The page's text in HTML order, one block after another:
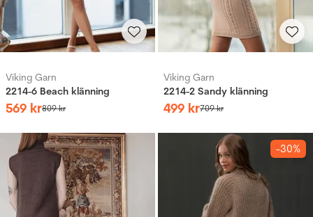
Viking Garn
2214-6 Beach klänning
569 kr809kr
Viking Garn
2214-2 Sandy klänning
499 kr709kr
-30%